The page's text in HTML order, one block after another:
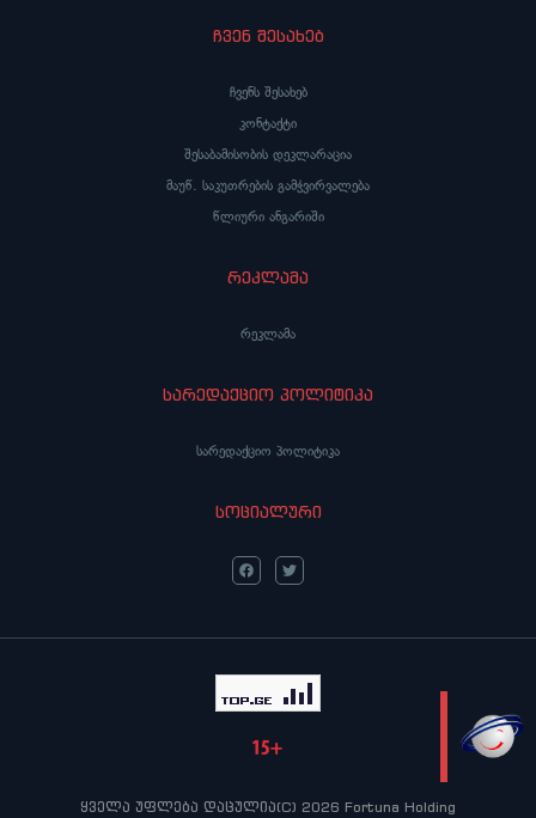
LIVE
ჩვენ შესახებ
ჩვენს შესახებ
კონტაქტი
შესაბამისობის დეკლარაცია
მაუწ. საკუთრების გამჭვირვალება
წლიური ანგარიში
რეკლამა
რეკლამა
სარედაქციო პოლიტიკა
სარედაქციო პოლიტიკა
სოციალური
ყველა უფლება დაცულია(C) 2026 Fortuna Holding